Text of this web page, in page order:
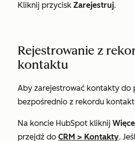
Kliknij przycisk Zarejestruj.
Rejestrowanie z
kontaktu
Aby zarejestrować kontakty do
bezpośrednio z rekordu
Na koncie HubSpot kliknij
przejdź do CRM > Kontakty.